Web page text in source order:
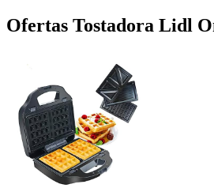
Ofertas Tostadora Lidl